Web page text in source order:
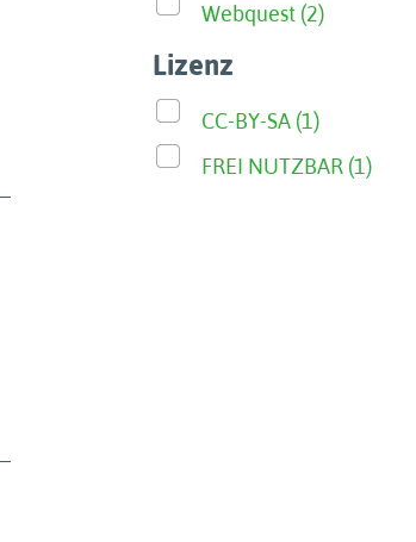
Webquest (2)
Lizenz
CC-BY-SA (1)
FREI NUTZBAR (1)